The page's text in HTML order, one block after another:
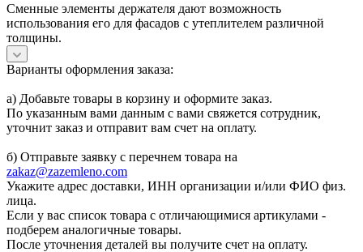
Сменные элементы держателя дают возможность
использования его для фасадов с утеплителем различной
толщины.
Варианты оформления заказа:
а) Добавьте товары в корзину и оформите заказ.
По указанным вами данным с вами свяжется сотрудник,
уточнит заказ и отправит вам счет на оплату.
б) Отправьте заявку с перечнем товара на
zakaz@zazemleno.com
Укажите адрес доставки, ИНН организации и/или ФИО физ.
лица.
Если у вас список товара с отличающимися артикулами -
подберем аналогичные товары.
После уточнения деталей вы получите счет на оплату.